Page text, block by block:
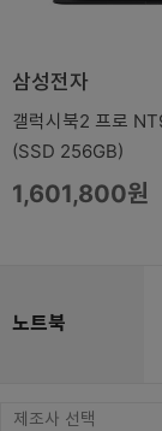
삼성전자
갤럭시북2 프로
(SSD 256GB)
1,601,800원
노트북